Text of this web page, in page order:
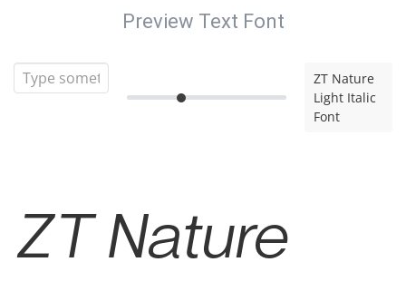
Preview Text Font
ZT Nature
Light Italic
Font
ZT Nature